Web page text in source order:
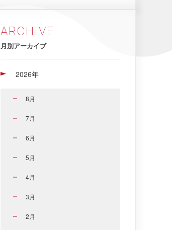
ARCHIVE
月別アーカイブ
2026年
8月
7月
6月
5月
4月
3月
2月